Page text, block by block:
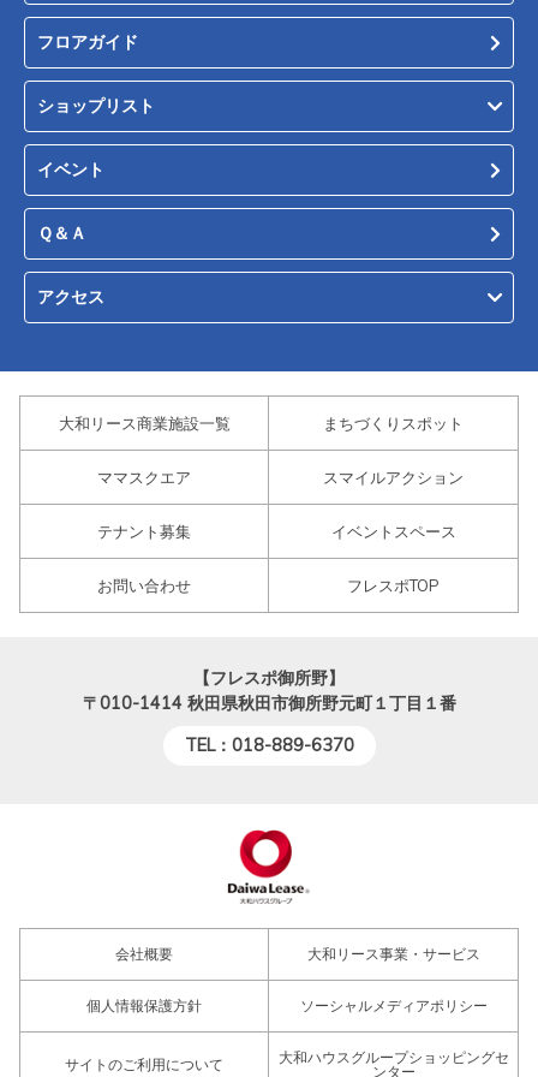
フロアガイド
ショップリスト
イベント
Ｑ＆Ａ
アクセス
大和リース商業施設一覧 まちづくりスポット
ママスクエア スマイルアクション
テナント募集 イベントスペース
お問い合わせ フレスポTOP
【フレスポ御所野】
〒010-1414 秋田県秋田市御所野元町１丁目１番
TEL：018-889-6370
会社概要 大和リース事業・サービス
個人情報保護方針 ソーシャルメディアポリシー
サイトのご利用について
大和ハウスグループショッピングセ
ンター